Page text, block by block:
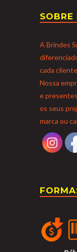
SOBRE
A Brindes
cada
Nossa
e
os seus
marca ou